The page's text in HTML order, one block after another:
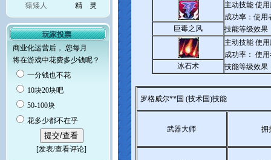
猿矮人 精 灵
玩家投票
商业化运营后， 您每月
将在游戏中花费多少钱呢？
一分钱也不花
10块20块吧
50-100块
花多少都不在乎
[发表/查看评论]
主动技能 使
成功率：使用
技能等级效果
巨毒之风
主动技能 使
成功率： 使
技能等级效果
冰石术
罗格威尔**国 (技术国)技能
武器大师 拥